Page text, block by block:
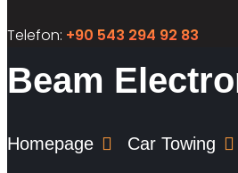
Telefon: +90 543 294 92 83
Beam
Homepage Car Towing